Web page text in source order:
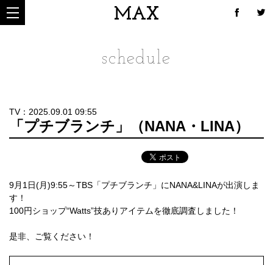
MAX
schedule
TV：2025.09.01 09:55
「プチブランチ」（NANA・LINA）
9月1日(月)9:55～TBS「プチブランチ」にNANA&LINAが出演しま
す！
100円ショップ“Watts”技ありアイテムを徹底調査しました！
是非、ご覧ください！